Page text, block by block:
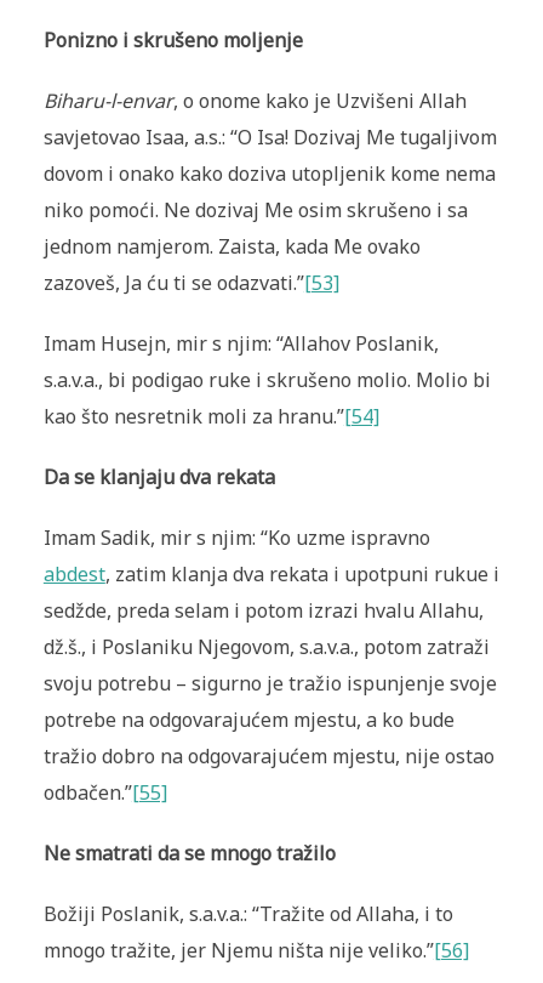
Ponizno i skrušeno moljenje
Biharu-l-envar, o onome kako je Uzvišeni Allah
savjetovao Isaa, a.s.: “O Isa! Dozivaj Me tugaljivom
dovom i onako kako doziva utopljenik kome nema
niko pomoći. Ne dozivaj Me osim skrušeno i sa
jednom namjerom. Zaista, kada Me ovako
zazoveš, Ja ću ti se odazvati.”[53]
Imam Husejn, mir s njim: “Allahov Poslanik,
s.a.v.a., bi podigao ruke i skrušeno molio. Molio bi
kao što nesretnik moli za hranu.”[54]
Da se klanjaju dva rekata
Imam Sadik, mir s njim: “Ko uzme ispravno
abdest, zatim klanja dva rekata i upotpuni rukue i
sedžde, preda selam i potom izrazi hvalu Allahu,
dž.š., i Poslaniku Njegovom, s.a.v.a., potom zatraži
svoju potrebu – sigurno je tražio ispunjenje svoje
potrebe na odgovarajućem mjestu, a ko bude
tražio dobro na odgovarajućem mjestu, nije ostao
odbačen.”[55]
Ne smatrati da se mnogo tražilo
Božiji Poslanik, s.a.v.a.: “Tražite od Allaha, i to
mnogo tražite, jer Njemu ništa nije veliko.”[56]